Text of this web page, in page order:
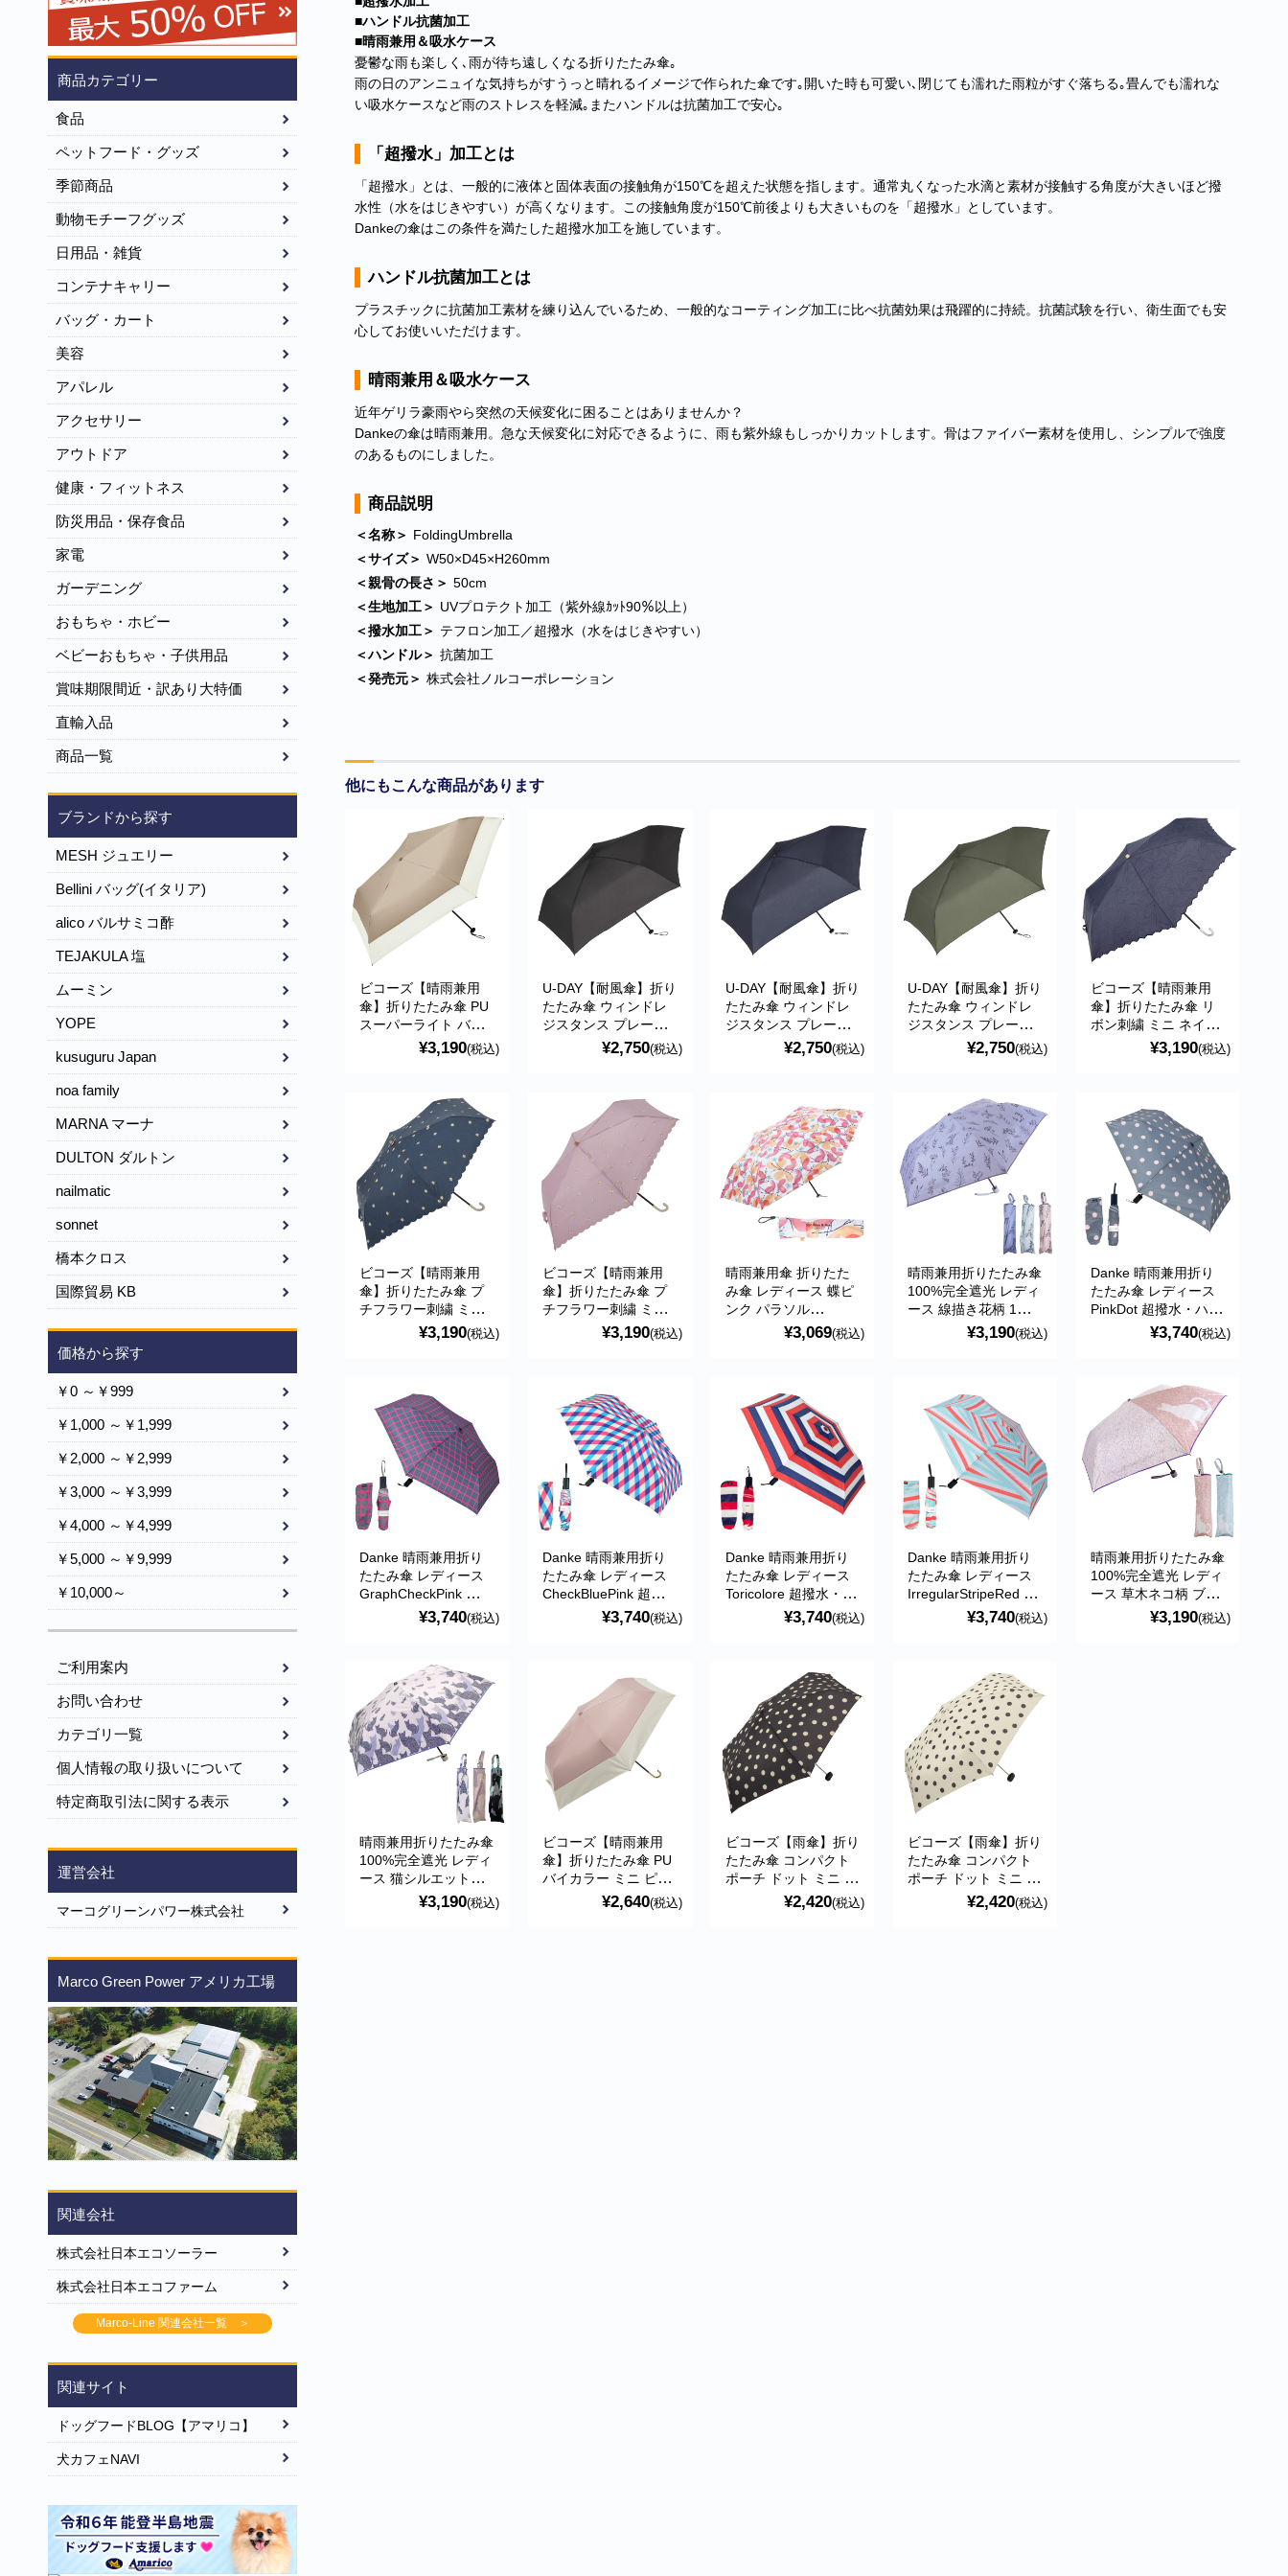
■ハンドル抗菌加工
■晴雨兼用＆吸水ケース
憂鬱な雨も楽しく､雨が待ち遠しくなる折りたたみ傘｡
雨の日のアンニュイな気持ちがすうっと晴れるイメージで作られた傘です｡開いた時も可愛い､閉じても濡れた雨粒がすぐ落ちる｡畳んでも濡れな
い吸水ケースなど雨のストレスを軽減｡またハンドルは抗菌加工で安心｡
「超撥水」加工とは
「超撥水」とは、一般的に液体と固体表面の接触角が150℃を超えた状態を指します。通常丸くなった水滴と素材が接触する角度が大きいほど撥
水性（水をはじきやすい）が高くなります。この接触角度が150℃前後よりも大きいものを「超撥水」としています。
Dankeの傘はこの条件を満たした超撥水加工を施しています。
ハンドル抗菌加工とは
プラスチックに抗菌加工素材を練り込んでいるため、一般的なコーティング加工に比べ抗菌効果は飛躍的に持続。抗菌試験を行い、衛生面でも安
心してお使いいただけます。
晴雨兼用＆吸水ケース
近年ゲリラ豪雨やら突然の天候変化に困ることはありませんか？
Dankeの傘は晴雨兼用。急な天候変化に対応できるように、雨も紫外線もしっかりカットします。骨はファイバー素材を使用し、シンプルで強度
のあるものにしました。
商品説明
＜名称＞ FoldingUmbrella
＜サイズ＞ W50×D45×H260mm
＜親骨の長さ＞ 50cm
＜生地加工＞ UVプロテクト加工（紫外線ｶｯﾄ90％以上）
＜撥水加工＞ テフロン加工／超撥水（水をはじきやすい）
＜ハンドル＞ 抗菌加工
＜発売元＞ 株式会社ノルコーポレーション
他にもこんな商品があります
ビコーズ【晴雨兼用
傘】折りたたみ傘 PU
スーパーライト バイ
カラー ミニ ベージュ
UVカット 遮光 紫外線
ブランド おすすめ 折
り畳み傘 折傘 BE-
09203 because
¥3,190(税込)
U-DAY【耐風傘】折り
たたみ傘 ウィンドレ
ジスタンス プレーン
カラー ミニ ブラック
傘 ブランド おすすめ
折傘 D-060215
because ビコーズ
¥2,750(税込)
U-DAY【耐風傘】折り
たたみ傘 ウィンドレ
ジスタンス プレーン
カラー ミニ ネイビー
傘 ブランド おすすめ
¥2,750(税込)
U-DAY【耐風傘】折り
たたみ傘 ウィンドレ
ジスタンス プレーン
カラー ミニ カーキ 傘
ブランド おすすめ
傘 D-060215 because
ビコーズ
¥2,750(税込)
ビコーズ【晴雨兼用
傘】折りたたみ傘 リ
ボン刺繍 ミニ ネイビ
ー 傘 日傘 かわいい
おしゃれ ブランド お
¥3,190(税込)
ビコーズ【晴雨兼用
傘】折りたたみ傘 プ
チフラワー刺繍 ミニ
ネイビー 傘 日傘 かわ
いい おしゃれ ブラン
because
¥3,190(税込)
ビコーズ【晴雨兼用
傘】折りたたみ傘 プ
チフラワー刺繍 ミニ
パープル 傘 日傘 かわ
いい おしゃれ ブラン
because
¥3,190(税込)
晴雨兼用傘 折りたた
み傘 レディース 蝶ピ
ンク パラソル
niftycolors（ニフティ
¥3,069(税込)
晴雨兼用折りたたみ傘
100%完全遮光 レディ
ース 線描き花柄 1級
遮光 ブラックコーテ
ィング Lune jumelle
¥3,190(税込)
Danke 晴雨兼用折り
たたみ傘 レディース
PinkDot 超撥水・ハン
ドル抗菌・UVカット
¥3,740(税込)
Danke 晴雨兼用折り
たたみ傘 レディース
GraphCheckPink 超撥
水・ハンドル抗菌・
¥3,740(税込)
Danke 晴雨兼用折り
たたみ傘 レディース
CheckBluePink 超撥
水・ハンドル抗菌・
¥3,740(税込)
Danke 晴雨兼用折り
たたみ傘 レディース
Toricolore 超撥水・ハ
ンドル抗菌・UVカッ
¥3,740(税込)
Danke 晴雨兼用折り
たたみ傘 レディース
IrregularStripeRed 超
撥水・ハンドル抗菌・
¥3,740(税込)
晴雨兼用折りたたみ傘
100%完全遮光 レディ
ース 草木ネコ柄 ブラ
ックコーティング
Lune jumelle ルナ・
¥3,190(税込)
晴雨兼用折りたたみ傘
100%完全遮光 レディ
ース 猫シルエット柄
ブラックコーティング
Lune jumelle ルナ・
¥3,190(税込)
ビコーズ【晴雨兼用
傘】折りたたみ傘 PU
バイカラー ミニ ピン
ク UVカット 遮光 紫
外線 対策 傘 日傘 お
¥2,640(税込)
ビコーズ【雨傘】折り
たたみ傘 コンパクト
ポーチ ドット ミニ ブ
ラック UVカット 紫外
線遮蔽率80% 傘 おし
¥2,420(税込)
ビコーズ【雨傘】折り
たたみ傘 コンパクト
ポーチ ドット ミニ ホ
ワイト UVカット 紫外
線遮蔽率80% 傘 おし
¥2,420(税込)
商品カテゴリー
食品
ペットフード・グッズ
季節商品
動物モチーフグッズ
日用品・雑貨
コンテナキャリー
バッグ・カート
美容
アパレル
アクセサリー
アウトドア
健康・フィットネス
防災用品・保存食品
家電
ガーデニング
おもちゃ・ホビー
ベビーおもちゃ・子供用品
賞味期限間近・訳あり大特価
直輸入品
商品一覧
ブランドから探す
MESH ジュエリー
Bellini バッグ(イタリア)
alico バルサミコ酢
TEJAKULA 塩
ムーミン
YOPE
kusuguru Japan
noa family
MARNA マーナ
DULTON ダルトン
nailmatic
sonnet
橋本クロス
国際貿易 KB
価格から探す
￥0 ～￥999
￥1,000 ～￥1,999
￥2,000 ～￥2,999
￥3,000 ～￥3,999
￥4,000 ～￥4,999
￥5,000 ～￥9,999
￥10,000～
ご利用案内
お問い合わせ
カテゴリ一覧
個人情報の取り扱いについて
特定商取引法に関する表示
運営会社
マーコグリーンパワー株式会社
Marco Green Power アメリカ工場
関連会社
株式会社日本エコソーラー
株式会社日本エコファーム
Marco-Line 関連会社一覧 ＞
関連サイト
ドッグフードBLOG【アマリコ】
犬カフェNAVI